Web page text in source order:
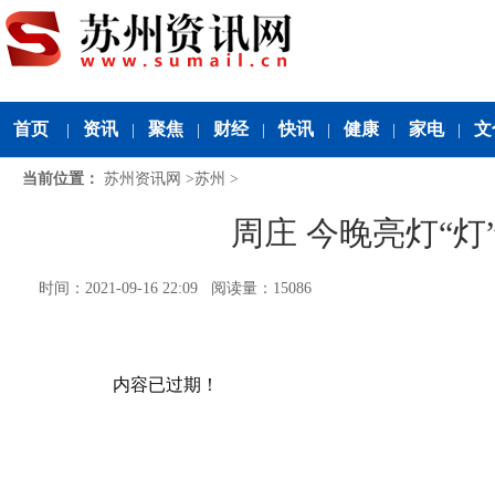
首页 资讯 聚焦 财经 快讯 健康 家电 文
当前位置： 苏州资讯网 >苏州 >
周庄 今晚亮灯“
时间：2021-09-16 22:09 阅读量：15086
内容已过期！